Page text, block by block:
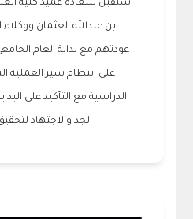
استقبل سعادة عميد كلية
بن عبدالله العثمان
على انتظام سير العملية
الدراسية مع التأكيد على
الجد والاجتهاد